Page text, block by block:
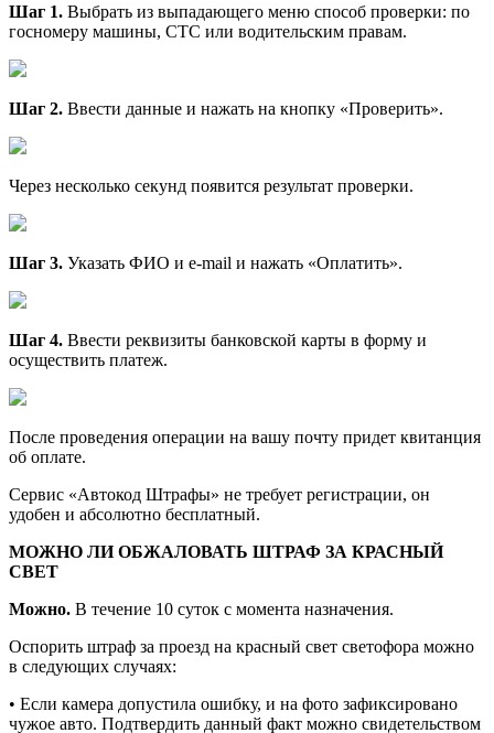
Шаг 1. Выбрать из выпадающего меню способ проверки: по
госномеру машины, СТС или водительским правам.
Шаг 2. Ввести данные и нажать на кнопку «Проверить».
Через несколько секунд появится результат проверки.
Шаг 3. Указать ФИО и e-mail и нажать «Оплатить».
Шаг 4. Ввести реквизиты банковской карты в форму и
осуществить платеж.
После проведения операции на вашу почту придет квитанция
об оплате.
Сервис «Автокод Штрафы» не требует регистрации, он
удобен и абсолютно бесплатный.
МОЖНО ЛИ ОБЖАЛОВАТЬ ШТРАФ ЗА КРАСНЫЙ
СВЕТ
Можно. В течение 10 суток с момента назначения.
Оспорить штраф за проезд на красный свет светофора можно
в следующих случаях:
• Если камера допустила ошибку, и на фото зафиксировано
чужое авто. Подтвердить данный факт можно свидетельством